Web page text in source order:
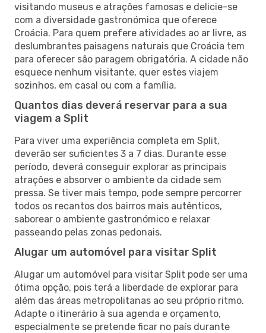
visitando museus e atrações famosas e delicie-se
com a diversidade gastronómica que oferece
Croácia. Para quem prefere atividades ao ar livre, as
deslumbrantes paisagens naturais que Croácia tem
para oferecer são paragem obrigatória. A cidade não
esquece nenhum visitante, quer estes viajem
sozinhos, em casal ou com a família.
Quantos dias deverá reservar para a sua
viagem a Split
Para viver uma experiência completa em Split,
deverão ser suficientes 3 a 7 dias. Durante esse
período, deverá conseguir explorar as principais
atrações e absorver o ambiente da cidade sem
pressa. Se tiver mais tempo, pode sempre percorrer
todos os recantos dos bairros mais autênticos,
saborear o ambiente gastronómico e relaxar
passeando pelas zonas pedonais.
Alugar um automóvel para visitar Split
Alugar um automóvel para visitar Split pode ser uma
ótima opção, pois terá a liberdade de explorar para
além das áreas metropolitanas ao seu próprio ritmo.
Adapte o itinerário à sua agenda e orçamento,
especialmente se pretende ficar no país durante